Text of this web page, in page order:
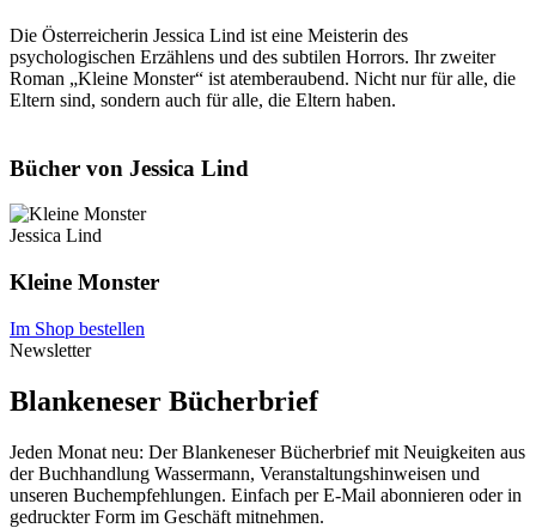
Die Österreicherin Jessica Lind ist eine Meisterin des
psychologischen Erzählens und des subtilen Horrors. Ihr zweiter
Roman „Kleine Monster“ ist atemberaubend. Nicht nur für alle, die
Eltern sind, sondern auch für alle, die Eltern haben.
Bücher von Jessica Lind
Jessica Lind
Kleine Monster
Im Shop bestellen
Newsletter
Blankeneser Bücherbrief
Jeden Monat neu: Der Blankeneser Bücherbrief mit Neuigkeiten aus
der Buchhandlung Wassermann, Veranstaltungshinweisen und
unseren Buchempfehlungen. Einfach per E-Mail abonnieren oder in
gedruckter Form im Geschäft mitnehmen.